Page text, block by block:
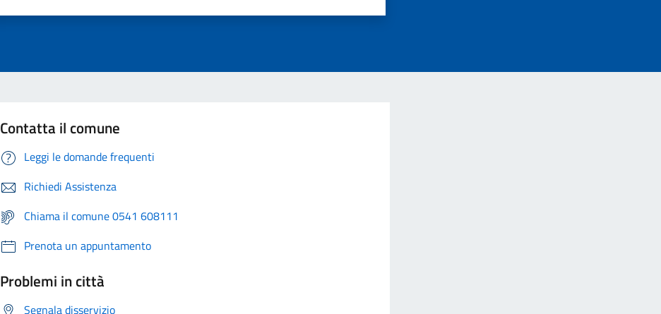
Contatta il comune
Leggi le domande frequenti
Richiedi Assistenza
Chiama il comune 0541 608111
Prenota un appuntamento
Problemi in città
Segnala disservizio